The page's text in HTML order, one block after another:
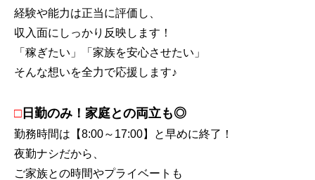
経験や能力は正当に評価し、
収入面にしっかり反映します！
「稼ぎたい」「家族を安心させたい」
そんな想いを全力で応援します♪
□ 日勤のみ！家庭との両立も◎
勤務時間は【8:00～17:00】と早めに終了！
夜勤ナシだから、
ご家族との時間やプライベートも